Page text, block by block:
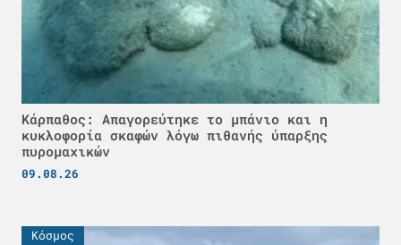
Κάρπαθος: Απαγορεύτηκε το μπάνιο και η
κυκλοφορία σκαφών λόγω πιθανής ύπαρξης
πυρομαχικών
09.08.26
Κόσμος